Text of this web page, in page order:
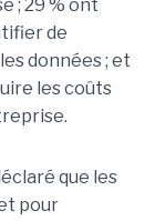
; 29 % ont
de
données ; et
les coûts
que les
pour